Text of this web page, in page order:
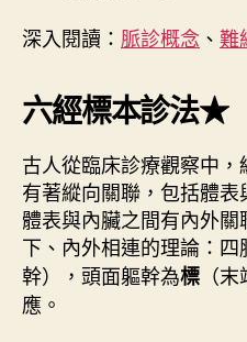
深入閱讀： 脈診概念 、 難
六經標本診法★
古人從臨床診療觀察中
有著縱向關聯，包括體表
體表與內臟之間有內外
下、內外相連的理論：四
幹），頭面軀幹為標 （
應。